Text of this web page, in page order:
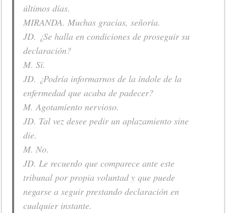
últimos días.
MIRANDA. Muchas gracias, señoría.
JD. ¿Se halla en condiciones de proseguir su
declaración?
M. Sí.
JD. ¿Podría informarnos de la índole de la
enfermedad que acaba de padecer?
M. Agotamiento nervioso.
JD. Tal vez desee pedir un aplazamiento sine
die.
M. No.
JD. Le recuerdo que comparece ante este
tribunal por propia voluntad y que puede
negarse a seguir prestando declaración en
cualquier instante.